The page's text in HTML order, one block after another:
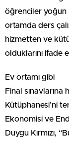
öğrenciler yoğun
ortamda ders
hizmetten ve
olduklarını ifade
Ev ortamı gibi
Final sınavlarına
Kütüphanesi’ni
Ekonomisi ve
Duygu Kırmızı,